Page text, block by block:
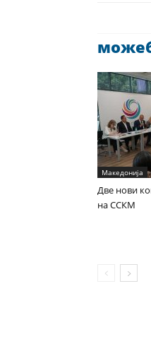
Македонија
Две нови
на ССКМ